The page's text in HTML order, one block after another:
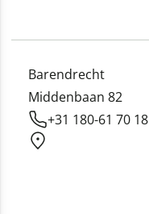
Barendrecht
Middenbaan 82
+31 180-61 70 18